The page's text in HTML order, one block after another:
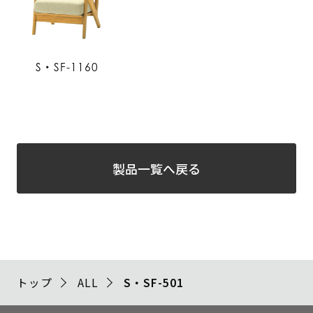
S・SF-1160
製品一覧へ戻る
トップ ALL S・SF-501